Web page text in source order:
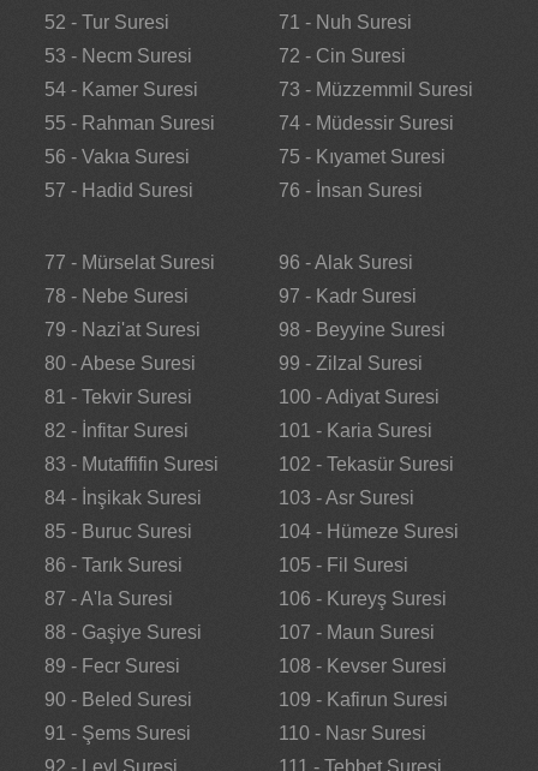
52 - Tur Suresi
53 - Necm Suresi
54 - Kamer Suresi
55 - Rahman Suresi
56 - Vakıa Suresi
57 - Hadid Suresi
71 - Nuh Suresi
72 - Cin Suresi
73 - Müzzemmil Suresi
74 - Müdessir Suresi
75 - Kıyamet Suresi
76 - İnsan Suresi
77 - Mürselat Suresi
78 - Nebe Suresi
79 - Nazi'at Suresi
80 - Abese Suresi
81 - Tekvir Suresi
82 - İnfitar Suresi
83 - Mutaffifin Suresi
84 - İnşikak Suresi
85 - Buruc Suresi
86 - Tarık Suresi
87 - A'la Suresi
88 - Gaşiye Suresi
89 - Fecr Suresi
90 - Beled Suresi
91 - Şems Suresi
92 - Leyl Suresi
96 - Alak Suresi
97 - Kadr Suresi
98 - Beyyine Suresi
99 - Zilzal Suresi
100 - Adiyat Suresi
101 - Karia Suresi
102 - Tekasür Suresi
103 - Asr Suresi
104 - Hümeze Suresi
105 - Fil Suresi
106 - Kureyş Suresi
107 - Maun Suresi
108 - Kevser Suresi
109 - Kafirun Suresi
110 - Nasr Suresi
111 - Tebbet Suresi